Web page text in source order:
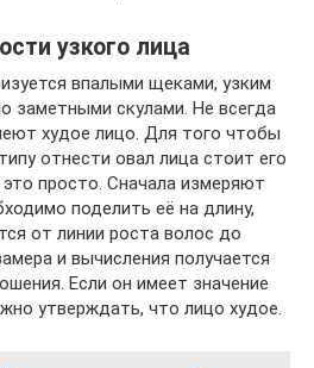
узкого лица
впалыми щеками, узким
заметными скулами. Не всегда
худое лицо. Для того чтобы
отнести овал лица стоит его
просто. Сначала измеряют
поделить её на длину,
от линии роста волос до
и вычисления получается
Если он имеет значение
утверждать, что лицо худое.